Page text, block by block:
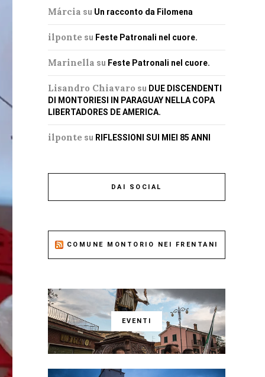
Márcia su Un racconto da Filomena
ilponte su Feste Patronali nel cuore.
Marinella su Feste Patronali nel cuore.
Lisandro Chiavaro su DUE DISCENDENTI
DI MONTORIESI IN PARAGUAY NELLA COPA
LIBERTADORES DE AMERICA.
ilponte su RIFLESSIONI SUI MIEI 85 ANNI
DAI SOCIAL
COMUNE MONTORIO NEI FRENTANI
EVENTI